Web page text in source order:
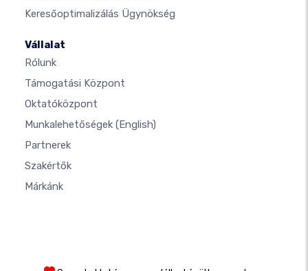
Keresőoptimalizálás Ügynökség
Vállalat
Rólunk
Támogatási Központ
Oktatóközpont
Munkalehetőségek (English)
Partnerek
Szakértők
Márkánk